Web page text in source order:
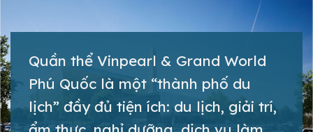
Quần thể Vinpearl & Grand World
Phú Quốc là một “thành phố du
lịch” đầy đủ tiện ích: du lịch, giải trí,